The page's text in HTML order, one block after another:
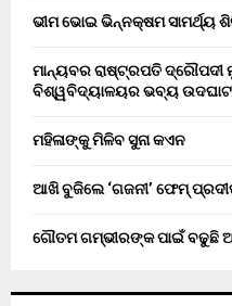
ଭୀମ ଭୋଇ ଭିନ୍ନକ୍ଷମ ସାମର୍ଥ୍ୟ
ମାନ୍ୟବର ରାଷ୍ଟ୍ରପତି ଦ୍ରୌପଦୀ
ବିଶ୍ୱବିଦ୍ୟାଳୟର ଭବ୍ୟ
ମହିଳାଙ୍କୁ ମିଳିବ ସୁନା କଏନ
ଆଖି ବୁଜିଲେ ‘ଗଜନୀ’ ଫେମ୍
ଗୌତମ ଗମ୍ଭୀରଙ୍କ ପାଇଁ ବଢୁଛି